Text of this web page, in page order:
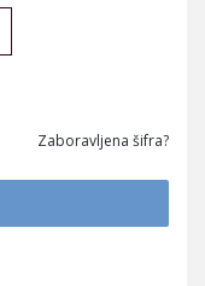
Zaboravljena šifra?